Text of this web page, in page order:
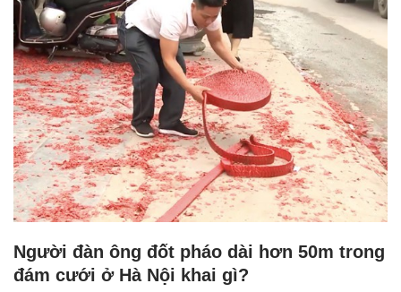
Người đàn ông đốt pháo dài hơn 50m trong
đám cưới ở Hà Nội khai gì?